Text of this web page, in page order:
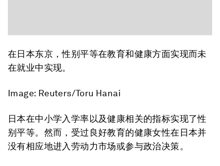
在日本东京，性别平等在教育和健康方面实现而未
在就业中实现。
Image: Reuters/Toru Hanai
日本在中小学入学率以及健康相关的指标实现了性
别平等。然而，受过良好教育的健康女性在日本并
没有相应地进入劳动力市场或参与政治决策。